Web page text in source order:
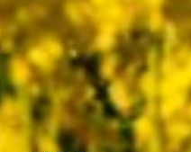
Bluetoothキーボードを購入
iPad mini 5 ３週間使ってみ
HOME
お問い合せ